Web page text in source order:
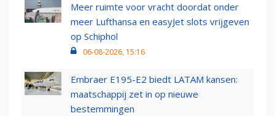
Meer ruimte voor vracht doordat onder
meer Lufthansa en easyJet slots vrijgeven
op Schiphol
06-08-2026, 15:16
Embraer E195-E2 biedt LATAM kansen:
maatschappij zet in op nieuwe
bestemmingen